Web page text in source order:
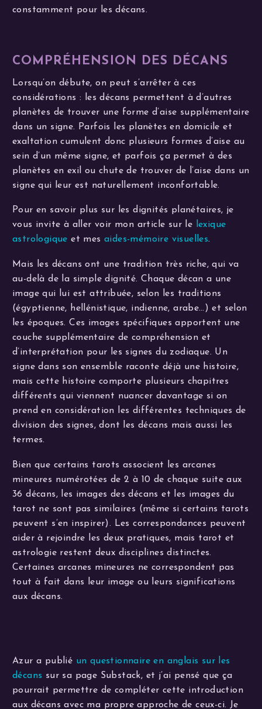
constamment pour les décans.
COMPRÉHENSION DES DÉCANS
Lorsqu’on débute, on peut s’arrêter à ces
considérations : les décans permettent à d’autres
planètes de trouver une forme d’aise supplémentaire
dans un signe. Parfois les planètes en domicile et
exaltation cumulent donc plusieurs formes d’aise au
sein d’un même signe, et parfois ça permet à des
planètes en exil ou chute de trouver de l’aise dans un
signe qui leur est naturellement inconfortable.
Pour en savoir plus sur les dignités planétaires, je
vous invite à aller voir mon article sur le lexique
astrologique et mesaides-mémoire visuelles.
Mais les décans ont une tradition très riche, qui va
au-delà de la simple dignité. Chaque décan a une
image qui lui est attribuée, selon les traditions
(égyptienne, hellénistique, indienne, arabe…) et selon
les époques. Ces images spécifiques apportent une
couche supplémentaire de compréhension et
d’interprétation pour les signes du zodiaque. Un
signe dans son ensemble raconte déjà une histoire,
mais cette histoire comporte plusieurs chapitres
différents qui viennent nuancer davantage si on
prend en considération les différentes techniques de
division des signes, dont les décans mais aussi les
termes.
Bien que certains tarots associent les arcanes
mineures numérotées de 2 à 10 de chaque suite aux
36 décans, les images des décans et les images du
tarot ne sont pas similaires (même si certains tarots
peuvent s’en inspirer). Les correspondances peuvent
aider à rejoindre les deux pratiques, mais tarot et
astrologie restent deux disciplines distinctes.
Certaines arcanes mineures ne correspondent pas
tout à fait dans leur image ou leurs significations
aux décans.
Azur a publié un questionnaire en anglais sur les
décans sur sa page Substack, et j’ai pensé que ça
pourrait permettre de compléter cette introduction
aux décans avec ma propre approche de ceux-ci. Je